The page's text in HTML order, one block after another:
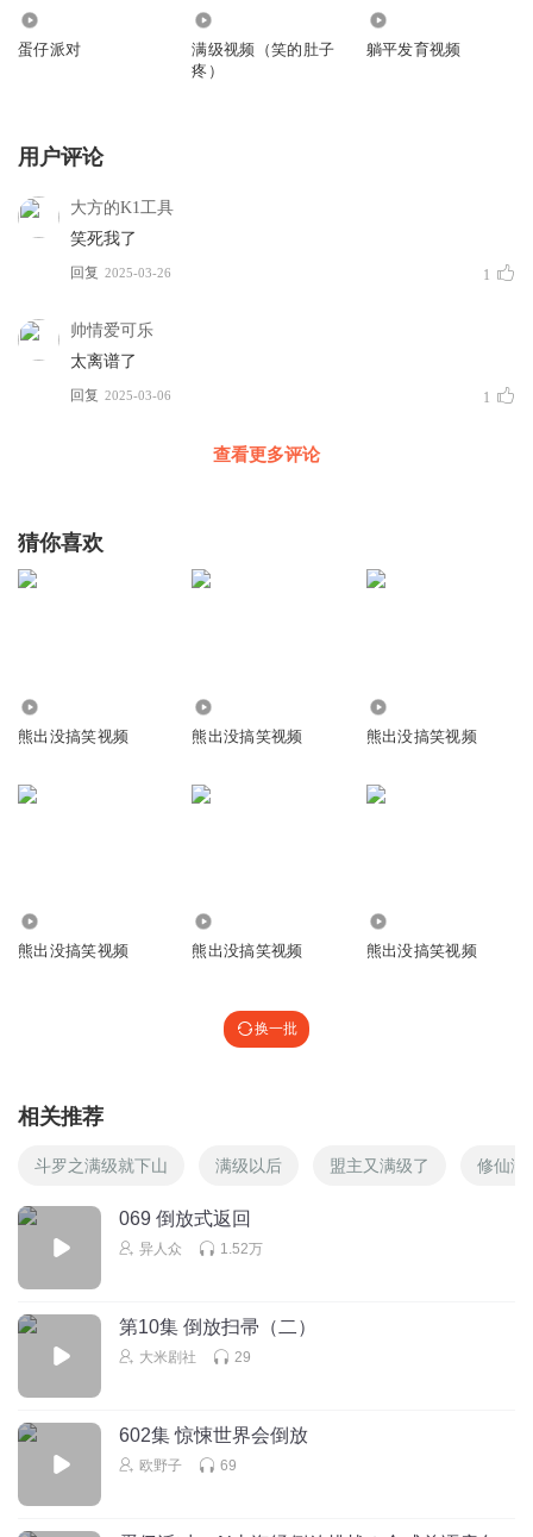
蛋仔派对
满级视频（笑的肚子
疼）
躺平发育视频
用户评论
大方的K1工具
笑死我了
回复 2025-03-26 1
帅情爱可乐
太离谱了
回复 2025-03-06 1
查看更多评论
猜你喜欢
熊出没搞笑视频 熊出没搞笑视频 熊出没搞笑视频
熊出没搞笑视频 熊出没搞笑视频 熊出没搞笑视频
换一批
相关推荐
斗罗之满级就下山 满级以后 盟主又满级了 修仙满
069 倒放式返回
异人众 1.52万
第10集 倒放扫帚（二）
大米剧社 29
602集 惊悚世界会倒放
欧野子 69